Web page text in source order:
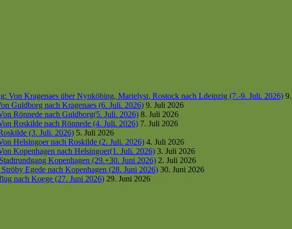
Von Kragenaes über Nynköbing, Marielyst, Rostock nach Ldeipzig (7.-9. Juli. 2026)
Guldborg nach Kragenaes (6. Juli. 2026) 9. Juli 2026
Rönnede nach Guldborg(5. Juli. 2026) 8. Juli 2026
Roskilde nach Rönnede (4. Juli. 2026) 7. Juli 2026
(3. Juli. 2026) 5. Juli 2026
Helsingoer nach Roskilde (2. Juli. 2026) 4. Juli 2026
Kopenhagen nach Helsingoer(1. Juli. 2026) 3. Juli 2026
Kopenhagen (29.+30. Juni 2026) 2. Juli 2026
Egede nach Kopenhagen (28. Juni 2026) 30. Juni 2026
nach Koege (27. Juni 2026) 29. Juni 2026